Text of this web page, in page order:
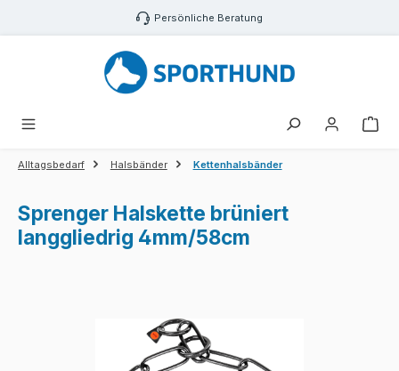
Zum Hauptinhalt springen Persönliche Beratung
Alltagsbedarf Halsbänder Kettenhalsbänder
Sprenger Halskette brüniert
langgliedrig 4mm/58cm
Bildergalerie überspringen